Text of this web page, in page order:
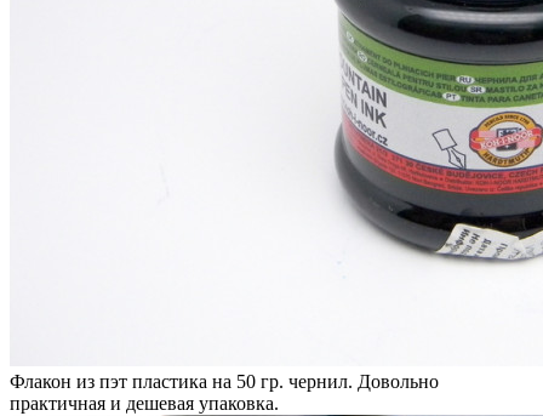
Флакон из пэт пластика на 50 гр. чернил. Довольно
практичная и дешевая упаковка.